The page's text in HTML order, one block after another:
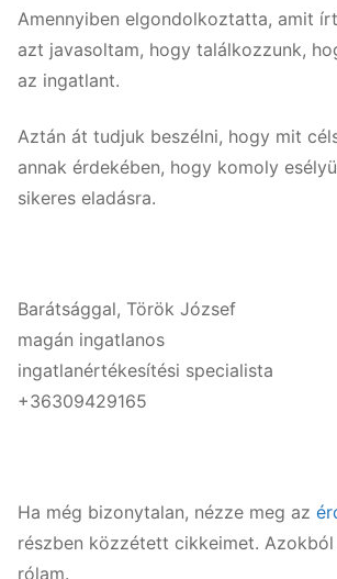
Amennyiben elgondolkoztatta, amit
azt javasoltam, hogy találkozzunk,
az ingatlant.
Aztán át tudjuk beszélni, hogy mit
annak érdekében, hogy komoly
sikeres eladásra.
Barátsággal, Török József
magán ingatlanos
ingatlanértékesítési specialista
+36309429165
Ha még bizonytalan, nézze meg az
részben közzétett cikkeimet.
rólam.